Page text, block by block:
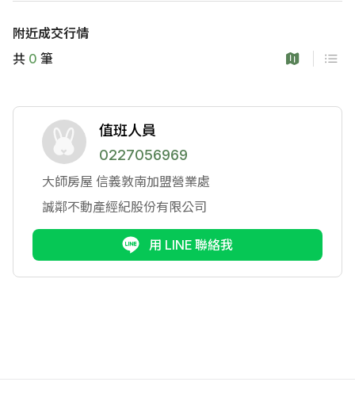
附近成交行情
共 0 筆
值班人員
0227056969
大師房屋 信義敦南加盟營業處
誠鄰不動產經紀股份有限公司
用 LINE 聯絡我